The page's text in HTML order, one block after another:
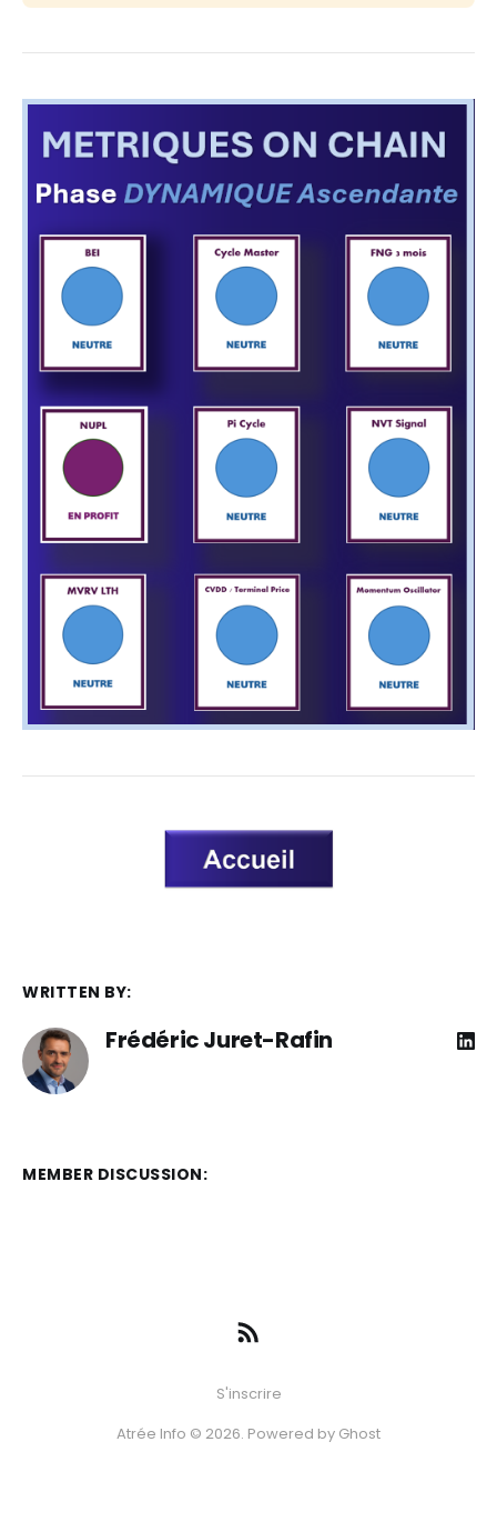
WRITTEN BY:
Frédéric Juret-Rafin
MEMBER DISCUSSION:
S'inscrire
Atrée Info © 2026. Powered by Ghost